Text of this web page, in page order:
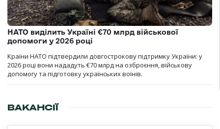
НАТО виділить Україні €70 млрд військової
допомоги у 2026 році
Країни НАТО підтвердили довгострокову підтримку України: у
2026 році вони нададуть €70 млрд на озброєння, військову
допомогу та підготовку українських воїнів.
ВАКАНСІЇ